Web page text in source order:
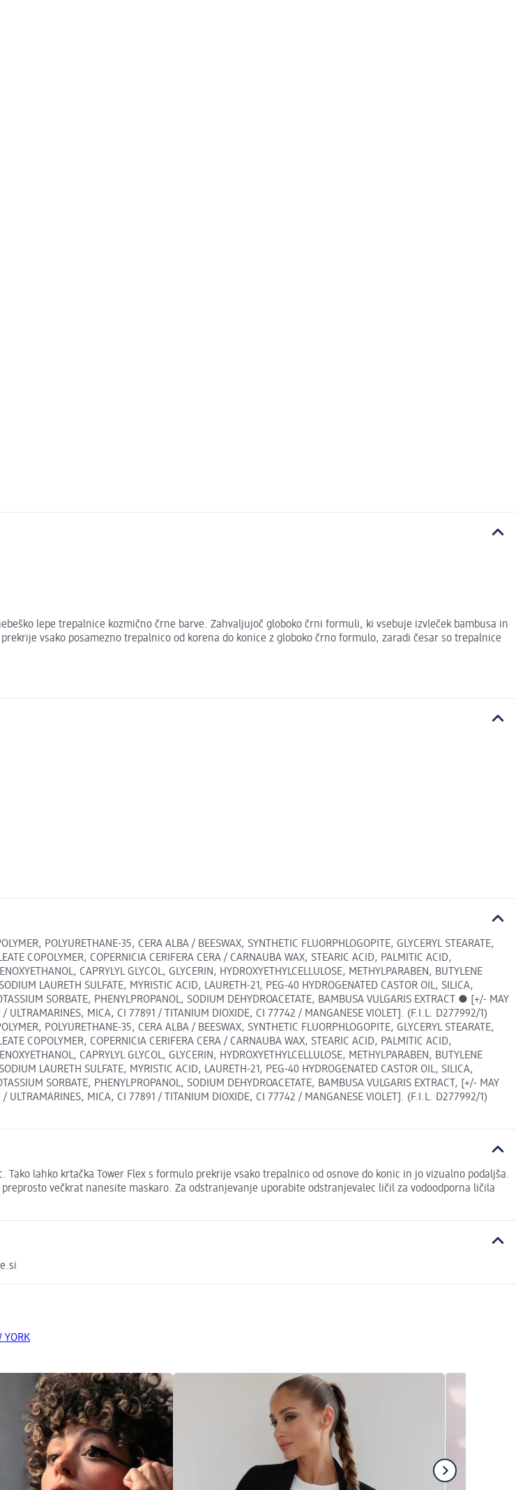
lepe trepalnice kozmično črne barve. Zahvaljujoč globoko črni formuli, ki vsebuje izvleček bambusa in
vsako posamezno trepalnico od korena do konice z globoko črno formulo, zaradi česar so trepalnice
POLYURETHANE-35, CERA ALBA / BEESWAX, SYNTHETIC FLUORPHLOGOPITE, GLYCERYL STEARATE,
COPOLYMER, COPERNICIA CERIFERA CERA / CARNAUBA WAX, STEARIC ACID, PALMITIC ACID,
CAPRYLYL GLYCOL, GLYCERIN, HYDROXYETHYLCELLULOSE, METHYLPARABEN, BUTYLENE
LAURETH SULFATE, MYRISTIC ACID, LAURETH-21, PEG-40 HYDROGENATED CASTOR OIL, SILICA,
SORBATE, PHENYLPROPANOL, SODIUM DEHYDROACETATE, BAMBUSA VULGARIS EXTRACT ● [+/- MAY
MICA, CI 77891 / TITANIUM DIOXIDE, CI 77742 / MANGANESE VIOLET]. (F.I.L. D277992/1)
POLYURETHANE-35, CERA ALBA / BEESWAX, SYNTHETIC FLUORPHLOGOPITE, GLYCERYL STEARATE,
COPOLYMER, COPERNICIA CERIFERA CERA / CARNAUBA WAX, STEARIC ACID, PALMITIC ACID,
CAPRYLYL GLYCOL, GLYCERIN, HYDROXYETHYLCELLULOSE, METHYLPARABEN, BUTYLENE
LAURETH SULFATE, MYRISTIC ACID, LAURETH-21, PEG-40 HYDROGENATED CASTOR OIL, SILICA,
SORBATE, PHENYLPROPANOL, SODIUM DEHYDROACETATE, BAMBUSA VULGARIS EXTRACT, [+/- MAY
MICA, CI 77891 / TITANIUM DIOXIDE, CI 77742 / MANGANESE VIOLET]. (F.I.L. D277992/1)
lahko krtačka Tower Flex s formulo prekrije vsako trepalnico od osnove do konic in jo vizualno podaljša.
večkrat nanesite maskaro. Za odstranjevanje uporabite odstranjevalec ličil za vodoodporna ličila
YORK